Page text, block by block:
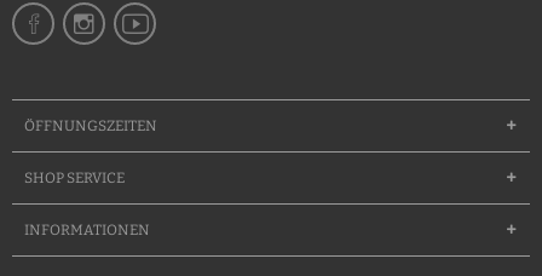
ÖFFNUNGSZEITEN
SHOP SERVICE
INFORMATIONEN